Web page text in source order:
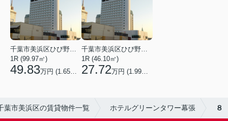
千葉市美浜区ひび野２丁目
1R (99.97㎡)
49.83万円 (1.65万円/坪)
千葉市美浜区ひび野２丁目
1R (46.10㎡)
27.72万円 (1.99万円/坪)
葉市美浜区の賃貸物件一覧 ホテルグリーンタワー幕張 ８